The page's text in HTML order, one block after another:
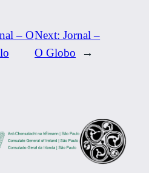
– ONext:Jornal –
O Globo
→